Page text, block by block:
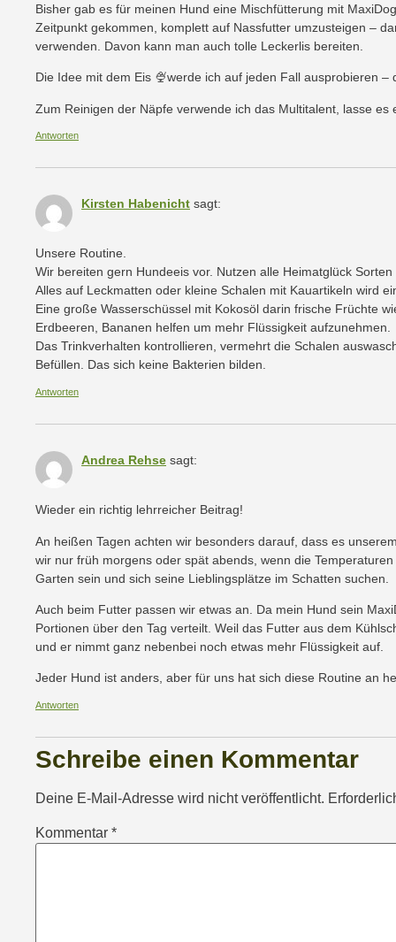
Bisher gab es für meinen Hund eine Mischfütterung mit
Zeitpunkt gekommen, komplett auf Nassfutter umzusteigen –
verwenden. Davon kann man auch tolle Leckerlis bereiten.
Die Idee mit dem Eis 🍨werde ich auf jeden Fall ausprobieren –
Zum Reinigen der Näpfe verwende ich das Multitalent, lasse
Antworten
Kirsten Habenicht sagt:
Unsere Routine.
Wir bereiten gern Hundeeis vor. Nutzen alle Heimatglück
Alles auf Leckmatten oder kleine Schalen mit Kauartikeln wird
Eine große Wasserschüssel mit Kokosöl darin frische Früchte
Erdbeeren, Bananen helfen um mehr Flüssigkeit aufzunehmen.
Das Trinkverhalten kontrollieren, vermehrt die Schalen
Befüllen. Das sich keine Bakterien bilden.
Antworten
Andrea Rehse sagt:
Wieder ein richtig lehrreicher Beitrag!
An heißen Tagen achten wir besonders darauf, dass es
wir nur früh morgens oder spät abends, wenn die
Garten sein und sich seine Lieblingsplätze im Schatten suchen.
Auch beim Futter passen wir etwas an. Da mein Hund sein
Portionen über den Tag verteilt. Weil das Futter aus dem
und er nimmt ganz nebenbei noch etwas mehr Flüssigkeit auf.
Jeder Hund ist anders, aber für uns hat sich diese Routine an
Antworten
Schreibe einen Kommentar
Deine E-Mail-Adresse wird nicht veröffentlicht.
Kommentar *